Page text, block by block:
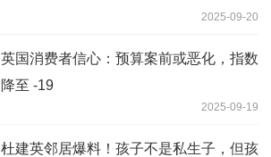
2025-09-20
英国消费者信心：预算案前或恶化，指数
降至 -19
2025-09-19
杜建英邻居爆料！孩子不是私生子，但孩